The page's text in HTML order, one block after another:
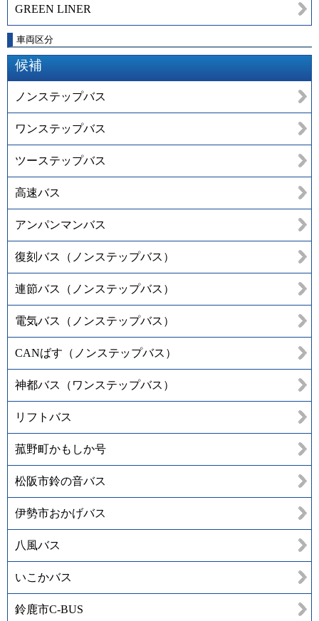
GREEN LINER
車両区分
候補
ノンステップバス
ワンステップバス
ツーステップバス
高速バス
アンパンマンバス
復刻バス（ノンステップバス）
連節バス（ノンステップバス）
電気バス（ノンステップバス）
CANばす（ノンステップバス）
神都バス（ワンステップバス）
リフトバス
菰野町かもしか号
松阪市鈴の音バス
伊勢市おかげバス
八風バス
いこかバス
鈴鹿市C-BUS